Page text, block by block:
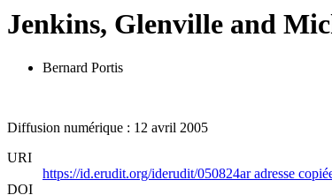
Jenkins, Glenville and
Bernard Portis
Diffusion numérique : 12 avril 2005
URI
https://id.erudit.org/iderudit/050824aradresse
DOI